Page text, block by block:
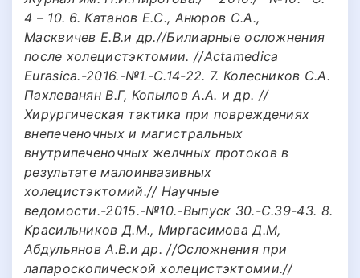
4 – 10. 6. Катанов Е.С., Анюров С.А.,
Масквичев Е.В.и др.//Билиарные осложнения
после холецистэктомии. //Actamedica
Eurasica.-2016.-№1.-С.14-22. 7. Колесников С.А.
Пахлеванян В.Г, Копылов А.А. и др. //
Хирургическая тактика при повреждениях
внепеченочных и магистральных
внутрипеченочных желчных протоков в
результате малоинвазивных
холецистэктомий.// Научные
ведомости.-2015.-№10.-Выпуск 30.-С.39-43. 8.
Красильников Д.М., Миргасимова Д.М,
Абдульянов А.В.и др. //Осложнения при
лапароскопической холецистэктомии.//